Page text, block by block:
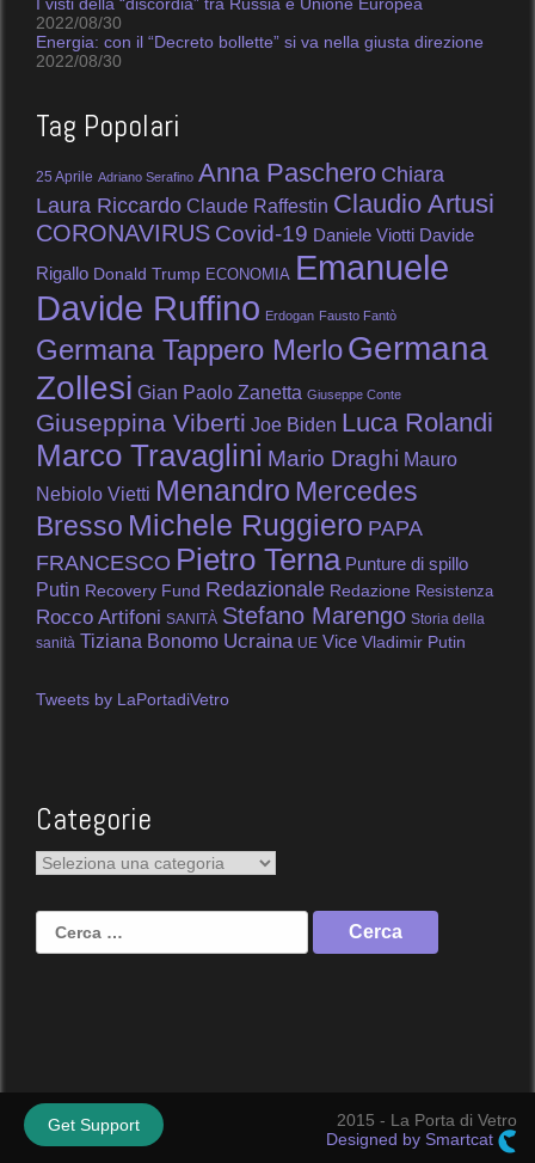
I visti della “discordia” tra Russia e Unione Europea
2022/08/30
Energia: con il “Decreto bollette” si va nella giusta direzione
2022/08/30
Tag Popolari
25 Aprile Adriano Serafino Anna Paschero Chiara
Laura Riccardo Claude Raffestin Claudio Artusi
CORONAVIRUS Covid-19 Daniele Viotti Davide
Rigallo Donald Trump ECONOMIA Emanuele
Davide Ruffino Erdogan Fausto Fantò
Germana Tappero MerloGermana
Zollesi Gian Paolo Zanetta Giuseppe Conte
Giuseppina Viberti Joe Biden Luca Rolandi
Marco Travaglini Mario Draghi Mauro
Nebiolo Vietti Menandro Mercedes
Bresso Michele Ruggiero PAPA
FRANCESCO Pietro Terna Punture di spillo
Putin Recovery Fund Redazionale Redazione Resistenza
Rocco Artifoni SANITÀ Stefano Marengo Storia della
sanità Tiziana Bonomo Ucraina UE Vice Vladimir Putin
Tweets by LaPortadiVetro
Categorie
Categorie
Ricerca
per:
2015 - La Porta di Vetro
Designed by Smartcat
Get Support